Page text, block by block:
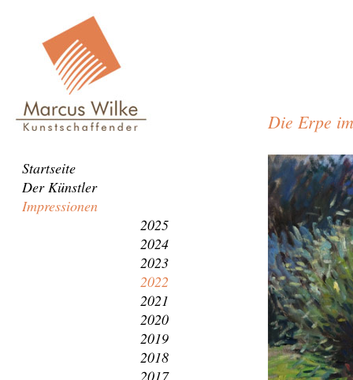
Navigation
überspringen
Startseite
Der Künstler
Impressionen
2025
2024
2023
2022
2021
2020
2019
2018
2017
Die Erpe
Die
Erpe
im
Erpetal